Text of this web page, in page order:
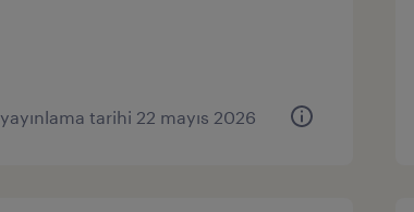
yayınlama tarihi 22 mayıs 2026